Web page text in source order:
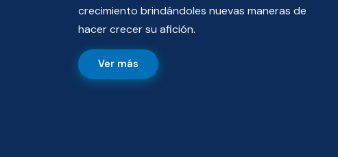
crecimiento brindándoles nuevas maneras de
hacer crecer su afición.
Ver más